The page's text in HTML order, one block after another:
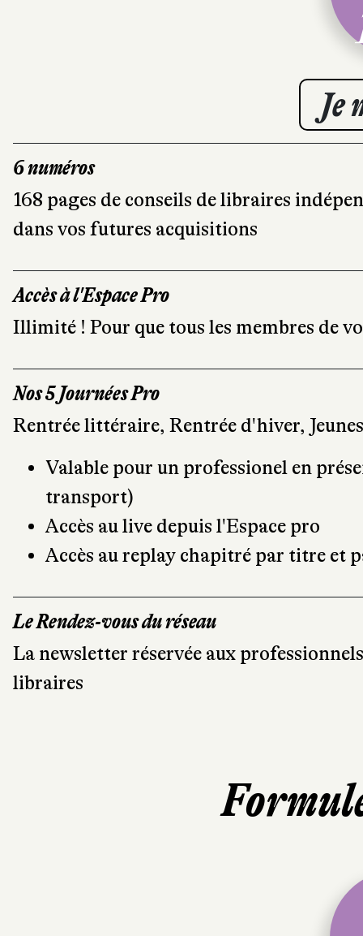
Je
6 numéros
168 pages de conseils de libraires
dans vos futures acquisitions
Accès à l'Espace Pro
Illimité ! Pour que tous les membres de
Nos 5 Journées Pro
Rentrée littéraire, Rentrée d'hiver,
Valable pour un professionel en
transport)
Accès au live depuis l'Espace pro
Accès au replay chapitré par titre et
Le Rendez-vous du réseau
La newsletter réservée aux
libraires